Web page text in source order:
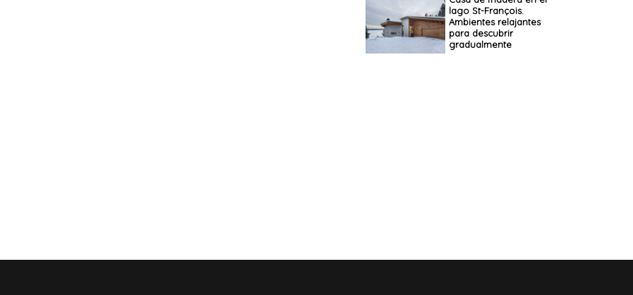
lago St-François.
Ambientes relajantes
para descubrir
gradualmente